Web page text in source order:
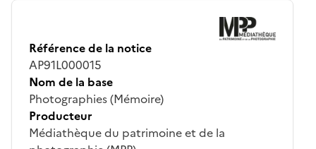
Référence de la notice
AP91L000015
Nom de la base
Photographies (Mémoire)
Producteur
Médiathèque du patrimoine et de la